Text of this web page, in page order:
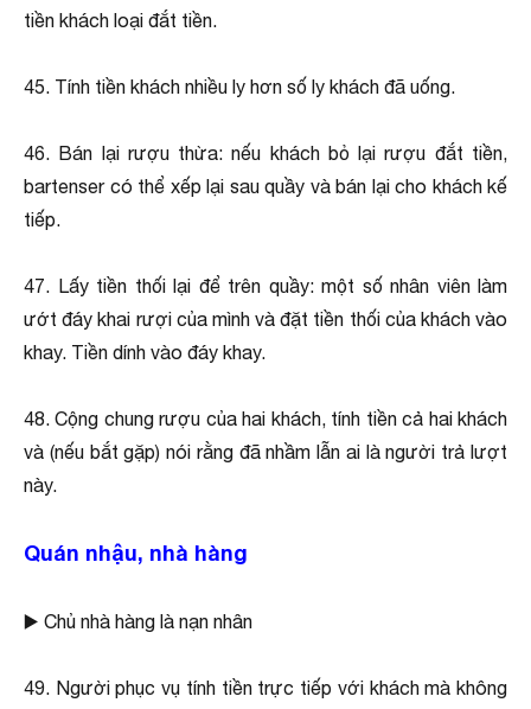
tiền khách loại đắt tiền.
45. Tính tiền khách nhiều ly hơn số ly khách đã uống.
46. Bán lại rượu thừa: nếu khách bỏ lại rượu đắt tiền,
bartenser có thể xếp lại sau quầy và bán lại cho khách kế
tiếp.
47. Lấy tiền thối lại để trên quầy: một số nhân viên làm
ướt đáy khai rượi của mình và đặt tiền thối của khách vào
khay. Tiền dính vào đáy khay.
48. Cộng chung rượu của hai khách, tính tiền cả hai khách
và (nếu bắt gặp) nói rằng đã nhầm lẫn ai là người trả lượt
này.
Quán nhậu, nhà hàng
▶️ Chủ nhà hàng là nạn nhân
49. Người phục vụ tính tiền trực tiếp với khách mà không